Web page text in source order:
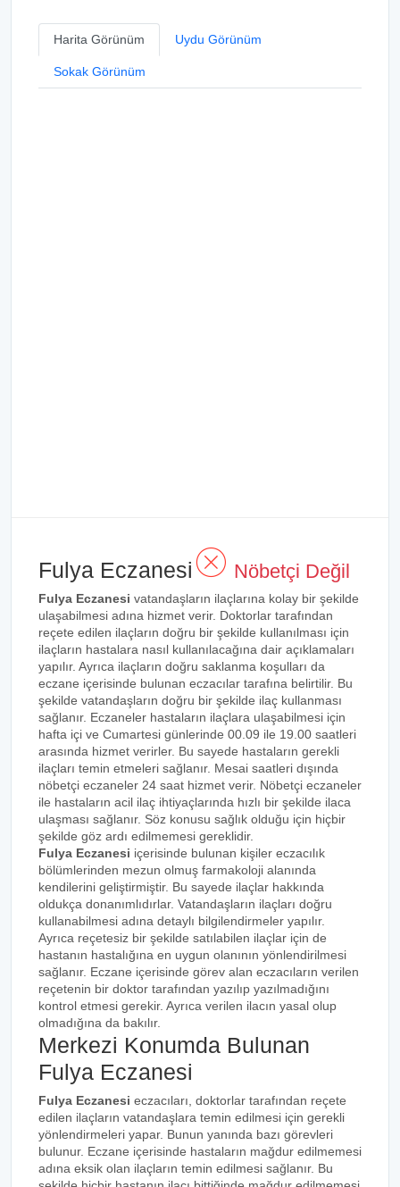
Harita Görünüm Uydu Görünüm
Sokak Görünüm
Fulya Eczanesi Nöbetçi Değil
Fulya Eczanesi vatandaşların ilaçlarına kolay bir şekilde
ulaşabilmesi adına hizmet verir. Doktorlar tarafından
reçete edilen ilaçların doğru bir şekilde kullanılması için
ilaçların hastalara nasıl kullanılacağına dair açıklamaları
yapılır. Ayrıca ilaçların doğru saklanma koşulları da
eczane içerisinde bulunan eczacılar tarafına belirtilir. Bu
şekilde vatandaşların doğru bir şekilde ilaç kullanması
sağlanır. Eczaneler hastaların ilaçlara ulaşabilmesi için
hafta içi ve Cumartesi günlerinde 00.09 ile 19.00 saatleri
arasında hizmet verirler. Bu sayede hastaların gerekli
ilaçları temin etmeleri sağlanır. Mesai saatleri dışında
nöbetçi eczaneler 24 saat hizmet verir. Nöbetçi eczaneler
ile hastaların acil ilaç ihtiyaçlarında hızlı bir şekilde ilaca
ulaşması sağlanır. Söz konusu sağlık olduğu için hiçbir
şekilde göz ardı edilmemesi gereklidir.
Fulya Eczanesi içerisinde bulunan kişiler eczacılık
bölümlerinden mezun olmuş farmakoloji alanında
kendilerini geliştirmiştir. Bu sayede ilaçlar hakkında
oldukça donanımlıdırlar. Vatandaşların ilaçları doğru
kullanabilmesi adına detaylı bilgilendirmeler yapılır.
Ayrıca reçetesiz bir şekilde satılabilen ilaçlar için de
hastanın hastalığına en uygun olanının yönlendirilmesi
sağlanır. Eczane içerisinde görev alan eczacıların verilen
reçetenin bir doktor tarafından yazılıp yazılmadığını
kontrol etmesi gerekir. Ayrıca verilen ilacın yasal olup
olmadığına da bakılır.
Merkezi Konumda Bulunan
Fulya Eczanesi
Fulya Eczanesi eczacıları, doktorlar tarafından reçete
edilen ilaçların vatandaşlara temin edilmesi için gerekli
yönlendirmeleri yapar. Bunun yanında bazı görevleri
bulunur. Eczane içerisinde hastaların mağdur edilmemesi
adına eksik olan ilaçların temin edilmesi sağlanır. Bu